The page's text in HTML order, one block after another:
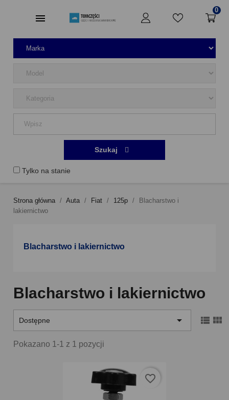
0
Tylko na stanie
Szukaj
Strona główna Auta Fiat 125p
Blacharstwo i
lakiernictwo
Blacharstwo i lakiernictwo
Blacharstwo i lakiernictwo
Dostępne   
Pokazano 1-1 z 1 pozycji
favorite_border